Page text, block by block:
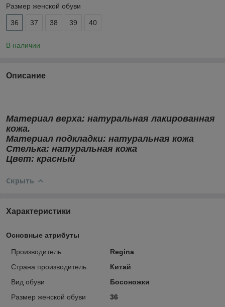
Размер женской обуви
36 37 38 39 40
В наличии
Описание
Материал верха: натуральная лакированная
кожа.
Материал подкладки: натуральная кожа
Стелька: натуральная кожа
Цвет: красный
Скрыть
Характеристики
Основные атрибуты
Производитель
Regina
Страна производитель
Китай
Вид обуви
Босоножки
Размер женской обуви
36